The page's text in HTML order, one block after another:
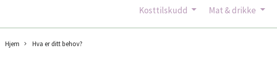
Kosttilskudd Mat & drikke
Hjem Hva er ditt behov?